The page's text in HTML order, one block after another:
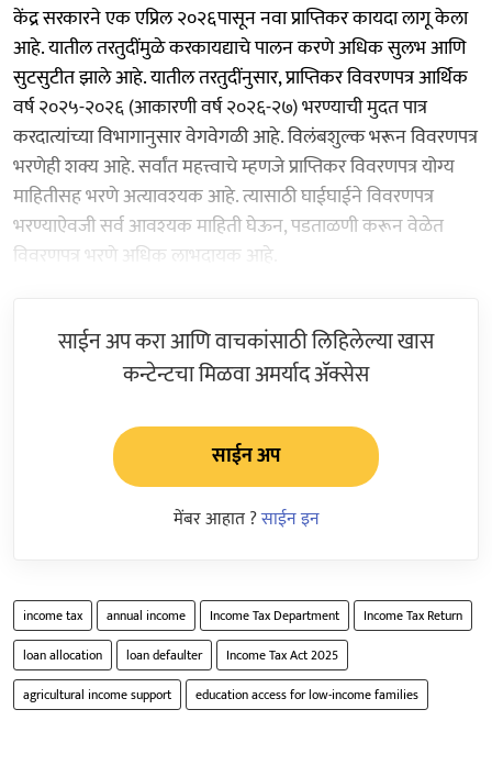
केंद्र सरकारने एक एप्रिल २०२६पासून नवा प्राप्तिकर कायदा लागू केला
आहे. यातील तरतुदींमुळे करकायद्याचे पालन करणे अधिक सुलभ आणि
सुटसुटीत झाले आहे. यातील तरतुदींनुसार, प्राप्तिकर विवरणपत्र आर्थिक
वर्ष २०२५-२०२६ (आकारणी वर्ष २०२६-२७) भरण्याची मुदत पात्र
करदात्यांच्या विभागानुसार वेगवेगळी आहे. विलंबशुल्क भरून विवरणपत्र
भरणेही शक्य आहे. सर्वांत महत्त्वाचे म्हणजे प्राप्तिकर विवरणपत्र योग्य
माहितीसह भरणे अत्यावश्‍यक आहे. त्यासाठी घाईघाईने विवरणपत्र
भरण्याऐवजी सर्व आवश्‍यक माहिती घेऊन, पडताळणी करून वेळेत
विवरणपत्र भरणे अधिक लाभदायक आहे.
साईन अप करा आणि वाचकांसाठी लिहिलेल्या खास
कन्टेन्टचा मिळवा अमर्याद ॲक्सेस
साईन अप
मेंबर आहात ?साईन इन
income tax annual income Income Tax Department
Income Tax Return
loan allocation
loan defaulter
Income Tax Act 2025
agricultural income support
education access for low-income families